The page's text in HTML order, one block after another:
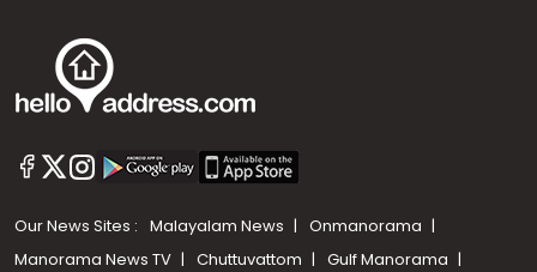
Our News Sites : Malayalam News
Onmanorama
Manorama News TV
Chuttuvattom
Gulf Manorama